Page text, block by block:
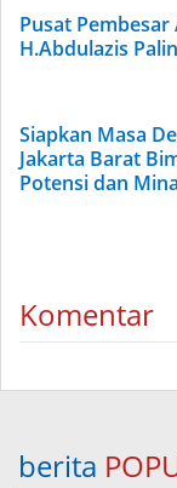
Pusat
H.Abdulazis
Siapkan Masa
Jakarta Barat
Potensi dan
Komentar
berita